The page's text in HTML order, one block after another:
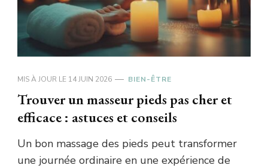
MIS À JOUR LE 14 JUIN 2026 BIEN-ÊTRE
Trouver un masseur pieds pas cher et
efficace : astuces et conseils
Un bon massage des pieds peut transformer
une journée ordinaire en une expérience de